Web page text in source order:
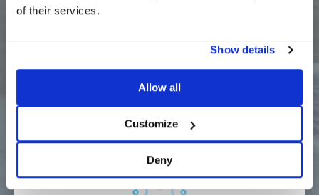
of their services.
Show details
Allow all
Customize
Deny
Richiedi ora un
PREVENTIVO PERSONALIZZATO
COMPILA IL MODULO